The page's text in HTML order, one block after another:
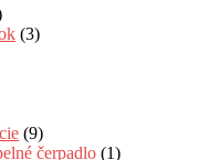
(3)
(9)
čerpadlo (1)